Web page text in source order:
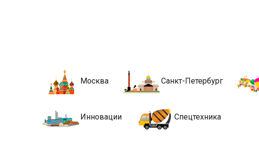
Новости
Москва Санкт-Петербург
Инновации Спецтехника